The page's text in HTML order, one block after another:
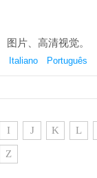
图片、高清视觉。
Italiano Português
I J K L
Z